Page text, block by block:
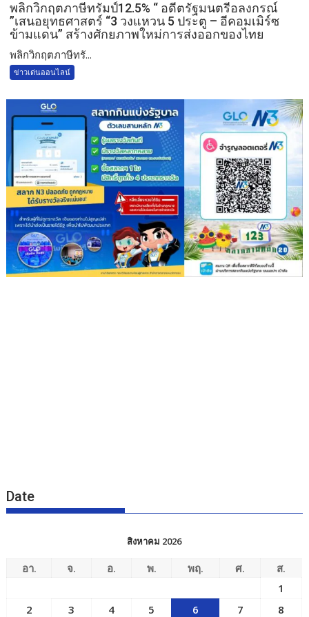
พลิกวิกฤตภาษีทรัมป์12.5% “ อดีตรัฐมนตรีอลงกรณ์
”เสนอยุทธศาสตร์ “3 วงแหวน 5 ประตู – อีคอมเมิร์ซ
ข้ามแดน” สร้างศักยภาพใหม่การส่งออกของไทย
พลิกวิกฤตภาษีทรั...
ข่าวเด่นออนไลน์
Date
สิงหาคม 2026
อา. จ. อ. พ. พฤ. ศ.
ส.
1
2
3 4 5 6 7
8